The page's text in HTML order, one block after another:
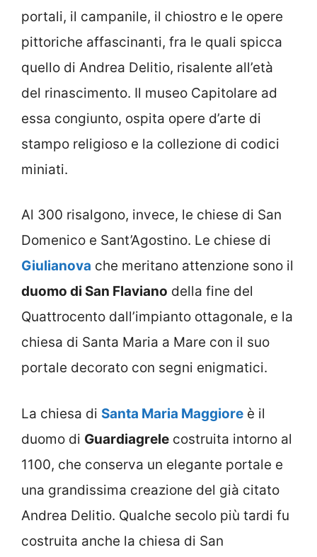
portali, il campanile, il chiostro e le opere
pittoriche affascinanti, fra le quali spicca
quello di Andrea Delitio, risalente all’età
del rinascimento. Il museo Capitolare ad
essa congiunto, ospita opere d’arte di
stampo religioso e la collezione di codici
miniati.
Al 300 risalgono, invece, le chiese di San
Domenico e Sant’Agostino. Le chiese di
Giulianova che meritano attenzione sono il
duomo di San Flaviano della fine del
Quattrocento dall’impianto ottagonale, e la
chiesa di Santa Maria a Mare con il suo
portale decorato con segni enigmatici.
La chiesa di Santa Maria Maggiore è il
duomo di Guardiagrele costruita intorno al
1100, che conserva un elegante portale e
una grandissima creazione del già citato
Andrea Delitio. Qualche secolo più tardi fu
costruita anche la chiesa di San